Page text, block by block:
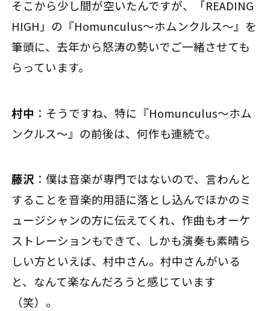
そこから少し間が空いたんですが、「READING
HIGH」の『Homunculus～ホムンクルス～』を
筆頭に、去年から怒涛の勢いでご一緒させても
らっています。
村中 ：そうですね、特に『Homunculus～ホム
ンクルス～』の前後は、何作も連続で。
藤沢 ：僕は音楽が専門ではないので、言わんと
することを音楽的用語に落とし込んでほかのミ
ュージシャンの方に伝えてくれ、作曲もオーケ
ストレーションもできて、しかも演奏も素晴ら
しい方といえば、村中さん。村中さんがいる
と、なんて楽なんだろうと感じています
（笑）。